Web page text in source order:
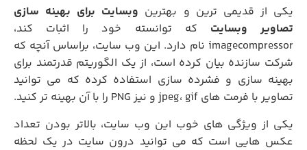
یکی از قدیمی ترین و بهترینوبسایت برای بهینه سازی
تصاویر وبسایتکه توانسته خود را اثبات کند،
imagecompressor نام دارد. این وب سایت، براساس آنچه که
شرکت سازنده بیان کرده است، از یک الگوریتم قدرتمند برای
بهینه سازی و فشرده سازی استفاده کرده که می توانید
تصاویر با فرمت های jpeg، gif و نیز PNG را با آن بهینه تر کنید.
یکی از ویژگی های خوب این وب سایت، بالاتر بودن تعداد
عکس هایی است که می توانید درون سایت در یک لحظه